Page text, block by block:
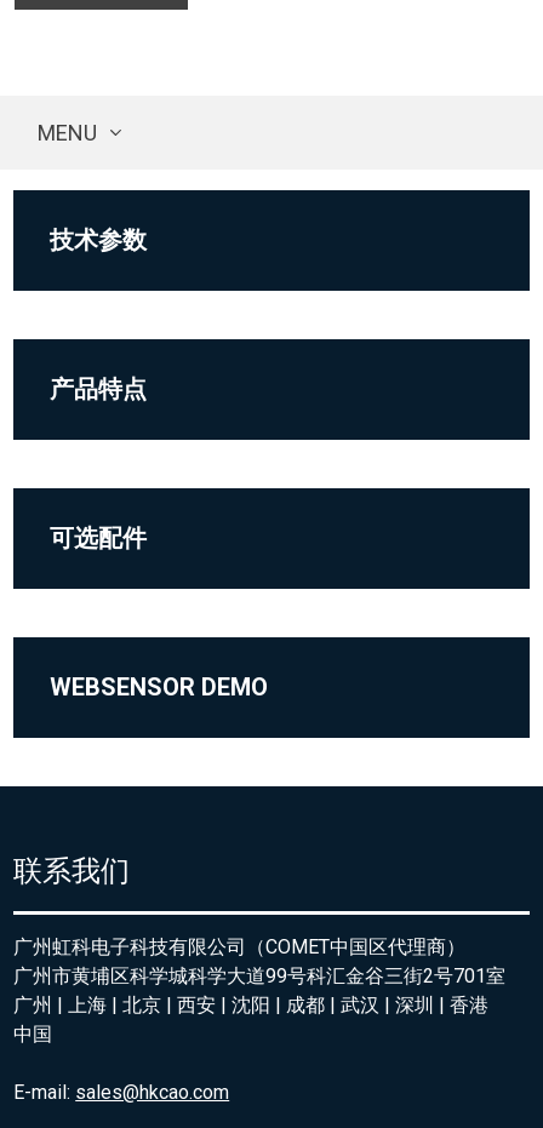
MENU
技术参数
产品特点
可选配件
WEBSENSOR DEMO
联系我们
广州虹科电子科技有限公司（COMET中国区代理商）
广州市黄埔区科学城科学大道99号科汇金谷三街2号701室
广州 | 上海 | 北京 | 西安 | 沈阳 | 成都 | 武汉 | 深圳 | 香港
中国
E-mail: sales@hkcao.com